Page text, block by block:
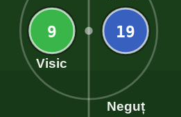
9
Visic
19
Neguț